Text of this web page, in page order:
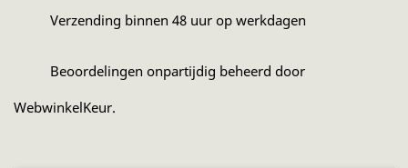
Verzending binnen 48 uur op werkdagen
Beoordelingen onpartijdig beheerd door
WebwinkelKeur.